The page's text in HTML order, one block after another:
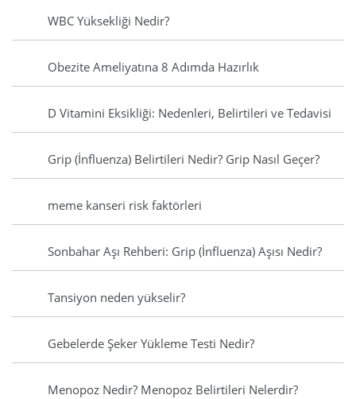
WBC Yüksekliği Nedir?
Obezite Ameliyatına 8 Adımda Hazırlık
D Vitamini Eksikliği: Nedenleri, Belirtileri ve Tedavisi
Grip (İnfluenza) Belirtileri Nedir? Grip Nasıl Geçer?
meme kanseri risk faktörleri
Sonbahar Aşı Rehberi: Grip (İnfluenza) Aşısı Nedir?
Tansiyon neden yükselir?
Gebelerde Şeker Yükleme Testi Nedir?
Menopoz Nedir? Menopoz Belirtileri Nelerdir?